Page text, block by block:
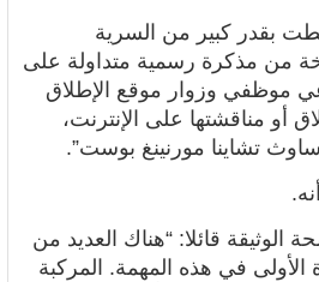
بقدر كبير من السرية
من مذكرة رسمية متداولة على
موظفي وزوار موقع الإطلاق
أو مناقشتها على الإنترنت،
تشاينا مورنينغ بوست”.
قائلا: “هناك العديد من
الأولى في هذه المهمة. المركبة